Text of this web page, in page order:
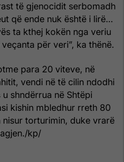
të gjenocidit serbomadh
që ende nuk është i lirë…
ta kthej kokën nga veriu
për veri”, ka thënë.
para 20 viteve, në
vendi në të cilin ndodhi
shndërrua në Shtëpi
kishin mbledhur rreth 80
nisur torturimin, duke vrarë
kp/